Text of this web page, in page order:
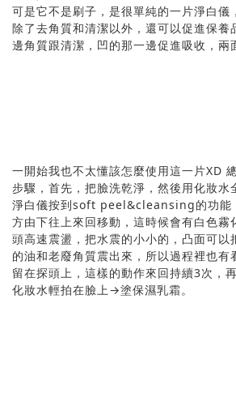
可是它不是刷子，是很單純的一片淨白儀
除了去角質和清潔以外，還可以促進保養
邊角質跟清潔，凹的那一邊促進吸收，兩
一開始我也不太懂該怎麼使用這一片XD
步驟，首先，把臉洗乾淨，然後用化妝水
淨白儀按到soft peel&cleansing的功能
方由下往上來回移動，這時候會有白色霧
頭高速震盪，把水震的小小的，凸面可以
的油和老廢角質震出來，所以過程裡也有
留在探頭上，這樣的動作來回持續3次，
化妝水輕拍在臉上→塗保濕乳霜。